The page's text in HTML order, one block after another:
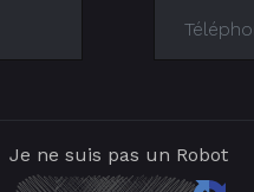
Je ne suis pas un Robot